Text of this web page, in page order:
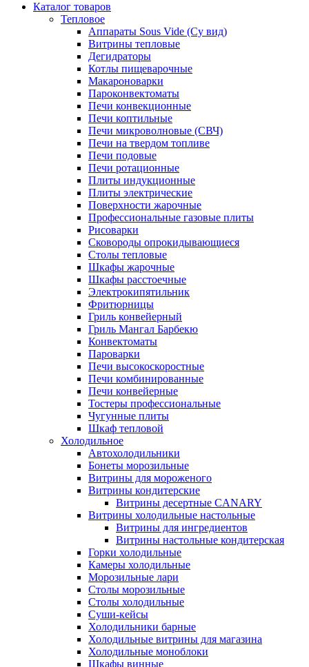
Каталог товаров
Тепловое
Аппараты Sous Vide (Су вид)
Витрины тепловые
Дегидраторы
Котлы пищеварочные
Макароноварки
Пароконвектоматы
Печи конвекционные
Печи коптильные
Печи микроволновые (СВЧ)
Печи на твердом топливе
Печи подовые
Печи ротационные
Плиты индукционные
Плиты электрические
Поверхности жарочные
Профессиональные газовые плиты
Рисоварки
Сковороды опрокидывающиеся
Столы тепловые
Шкафы жарочные
Шкафы расстоечные
Электрокипятильник
Фритюрницы
Гриль конвейерный
Гриль Мангал Барбекю
Конвектоматы
Пароварки
Печи высокоскоростные
Печи комбинированные
Печи конвейерные
Тостеры профессиональные
Чугунные плиты
Шкаф тепловой
Холодильное
Автохолодильники
Бонеты морозильные
Витрины для мороженого
Витрины кондитерские
Витрины десертные CANARY
Витрины холодильные настольные
Витрины для ингредиентов
Витрины настольные кондитерская
Горки холодильные
Камеры холодильные
Морозильные лари
Столы морозильные
Столы холодильные
Суши-кейсы
Холодильники барные
Холодильные витрины для магазина
Холодильные моноблоки
Шкафы винные